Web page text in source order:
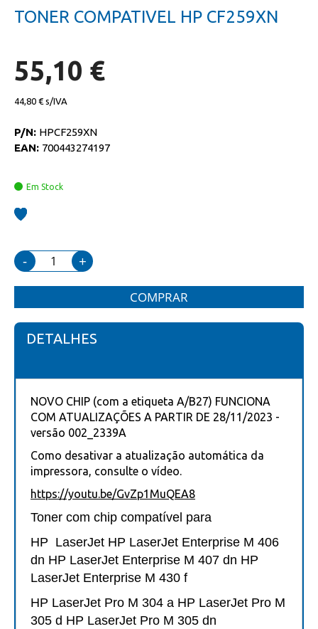
imagens
início
de
imagens
TONER COMPATIVEL HP CF259XN
55,10 €
44,80 €
P/N: HPCF259XN
EAN: 700443274197
Em Stock
- +
COMPRAR
DETALHES
NOVO CHIP (com a etiqueta A/B27) FUNCIONA
COM ATUALIZAÇÕES A PARTIR DE 28/11/2023 -
versão 002_2339A
Como desativar a atualização automática da
impressora, consulte o vídeo.
https://youtu.be/GvZp1MuQEA8
Toner com chip compatível para
HP LaserJet HP LaserJet Enterprise M 406
dn HP LaserJet Enterprise M 407 dn HP
LaserJet Enterprise M 430 f
HP LaserJet Pro M 304 a HP LaserJet Pro M
305 d HP LaserJet Pro M 305 dn